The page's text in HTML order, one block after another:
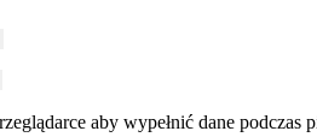
aby wypełnić dane podczas